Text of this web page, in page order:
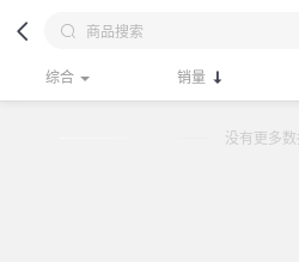
综合 销量
没有更多